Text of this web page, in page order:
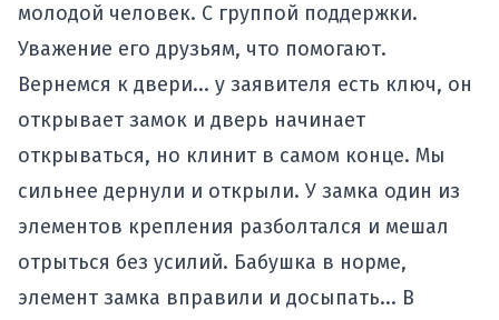
молодой человек. С группой поддержки.
Уважение его друзьям, что помогают.
Вернемся к двери... у заявителя есть ключ, он
открывает замок и дверь начинает
открываться, но клинит в самом конце. Мы
сильнее дернули и открыли. У замка один из
элементов крепления разболтался и мешал
отрыться без усилий. Бабушка в норме,
элемент замка вправили и досыпать... В